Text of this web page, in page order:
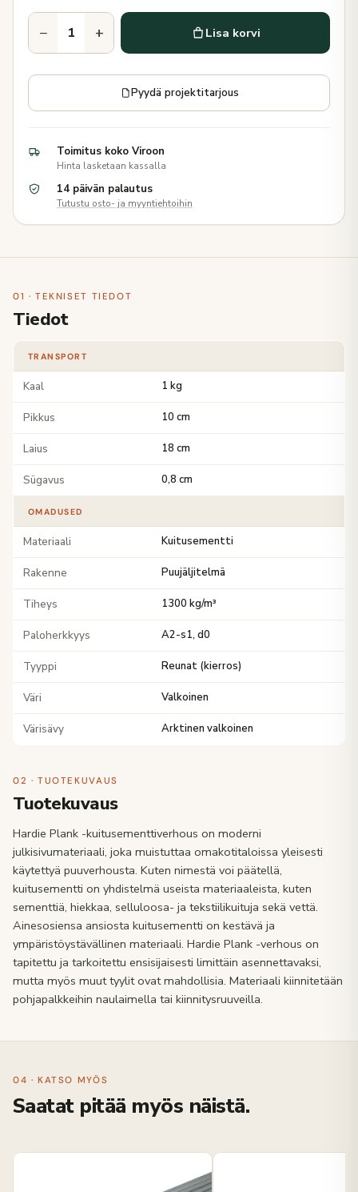
− + Lisa korvi
Pyydä projektitarjous
Toimitus koko Viroon
Hinta lasketaan kassalla
14 päivän palautus
Tutustu osto- ja myyntiehtoihin
01 · TEKNISET TIEDOT
Tiedot
TRANSPORT
Kaal 1 kg
Pikkus 10 cm
Laius 18 cm
Sügavus 0,8 cm
OMADUSED
Materiaali Kuitusementti
Rakenne Puujäljitelmä
Tiheys 1300 kg/m³
Paloherkkyys A2-s1, d0
Tyyppi Reunat (kierros)
Väri Valkoinen
Värisävy Arktinen valkoinen
02 · TUOTEKUVAUS
Tuotekuvaus
Hardie Plank -kuitusementtiverhous on moderni
julkisivumateriaali, joka muistuttaa omakotitaloissa yleisesti
käytettyä puuverhousta. Kuten nimestä voi päätellä,
kuitusementti on yhdistelmä useista materiaaleista, kuten
sementtiä, hiekkaa, selluloosa- ja tekstiilikuituja sekä vettä.
Ainesosiensa ansiosta kuitusementti on kestävä ja
ympäristöystävällinen materiaali. Hardie Plank -verhous on
tapitettu ja tarkoitettu ensisijaisesti limittäin asennettavaksi,
mutta myös muut tyylit ovat mahdollisia. Materiaali kiinnitetään
pohjapalkkeihin naulaimella tai kiinnitysruuveilla.
04 · KATSO MYÖS
Saatat pitää myös näistä.